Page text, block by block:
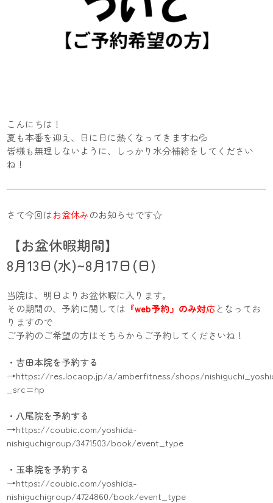
こんにちは！
夏も本番を迎え、日に日に熱くなってきますね💦
皆様も無理しないように、しっかり水分補給をしてください
ね！
さて今回はお盆休みのお知らせです☆
【お盆休暇期間】
8月13日(水)~8月17日(日)
当院は、明日よりお盆休暇に入ります。
その期間の、予約に関しては 『web予約』のみ対応となってお
りますので
ご予約のご希望の方はそちらからご予約してくださいね！
・吉田本院を予約する
→https://res.locaop.jp/a/amberfitness/shops/
_src=hp
・八尾院を予約する
→https://coubic.com/yoshida-
nishiguchigroup/3471503/book/event_type
・玉串院を予約する
→https://coubic.com/yoshida-
nishiguchigroup/4724860/book/event_type